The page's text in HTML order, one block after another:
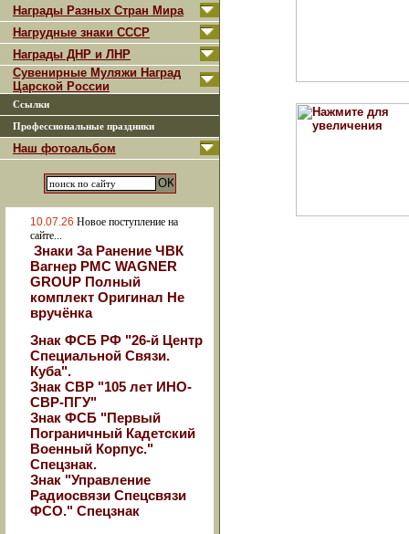
Награды Разных Стран Мира
Нагрудные знаки СССР
Награды ДНР и ЛНР
Сувенирные Муляжи Наград
Царской России
Ссылки
Профессиональные праздники
Наш фотоальбом
10.07.26 Новое поступление на
сайте...
Знаки За Ранение ЧВК
Вагнер РМС WAGNER
GROUP Полный
комплект Оригинал Не
вручёнка
Знак ФСБ РФ "26-й Центр
Специальной Связи.
Куба".
Знак СВР "105 лет ИНО-
СВР-ПГУ"
Знак ФСБ "Первый
Пограничный Кадетский
Военный Корпус."
Спецзнак.
Знак "Управление
Радиосвязи Спецсвязи
ФСО." Спецзнак